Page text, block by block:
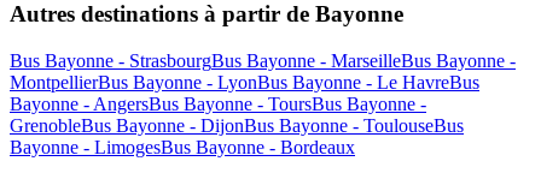
Autres destinations à partir de Bayonne
Bus Bayonne - StrasbourgBus Bayonne - MarseilleBus Bayonne -
MontpellierBus Bayonne - LyonBus Bayonne - Le HavreBus
Bayonne - AngersBus Bayonne - ToursBus Bayonne -
GrenobleBus Bayonne - DijonBus Bayonne - ToulouseBus
Bayonne - LimogesBus Bayonne - Bordeaux